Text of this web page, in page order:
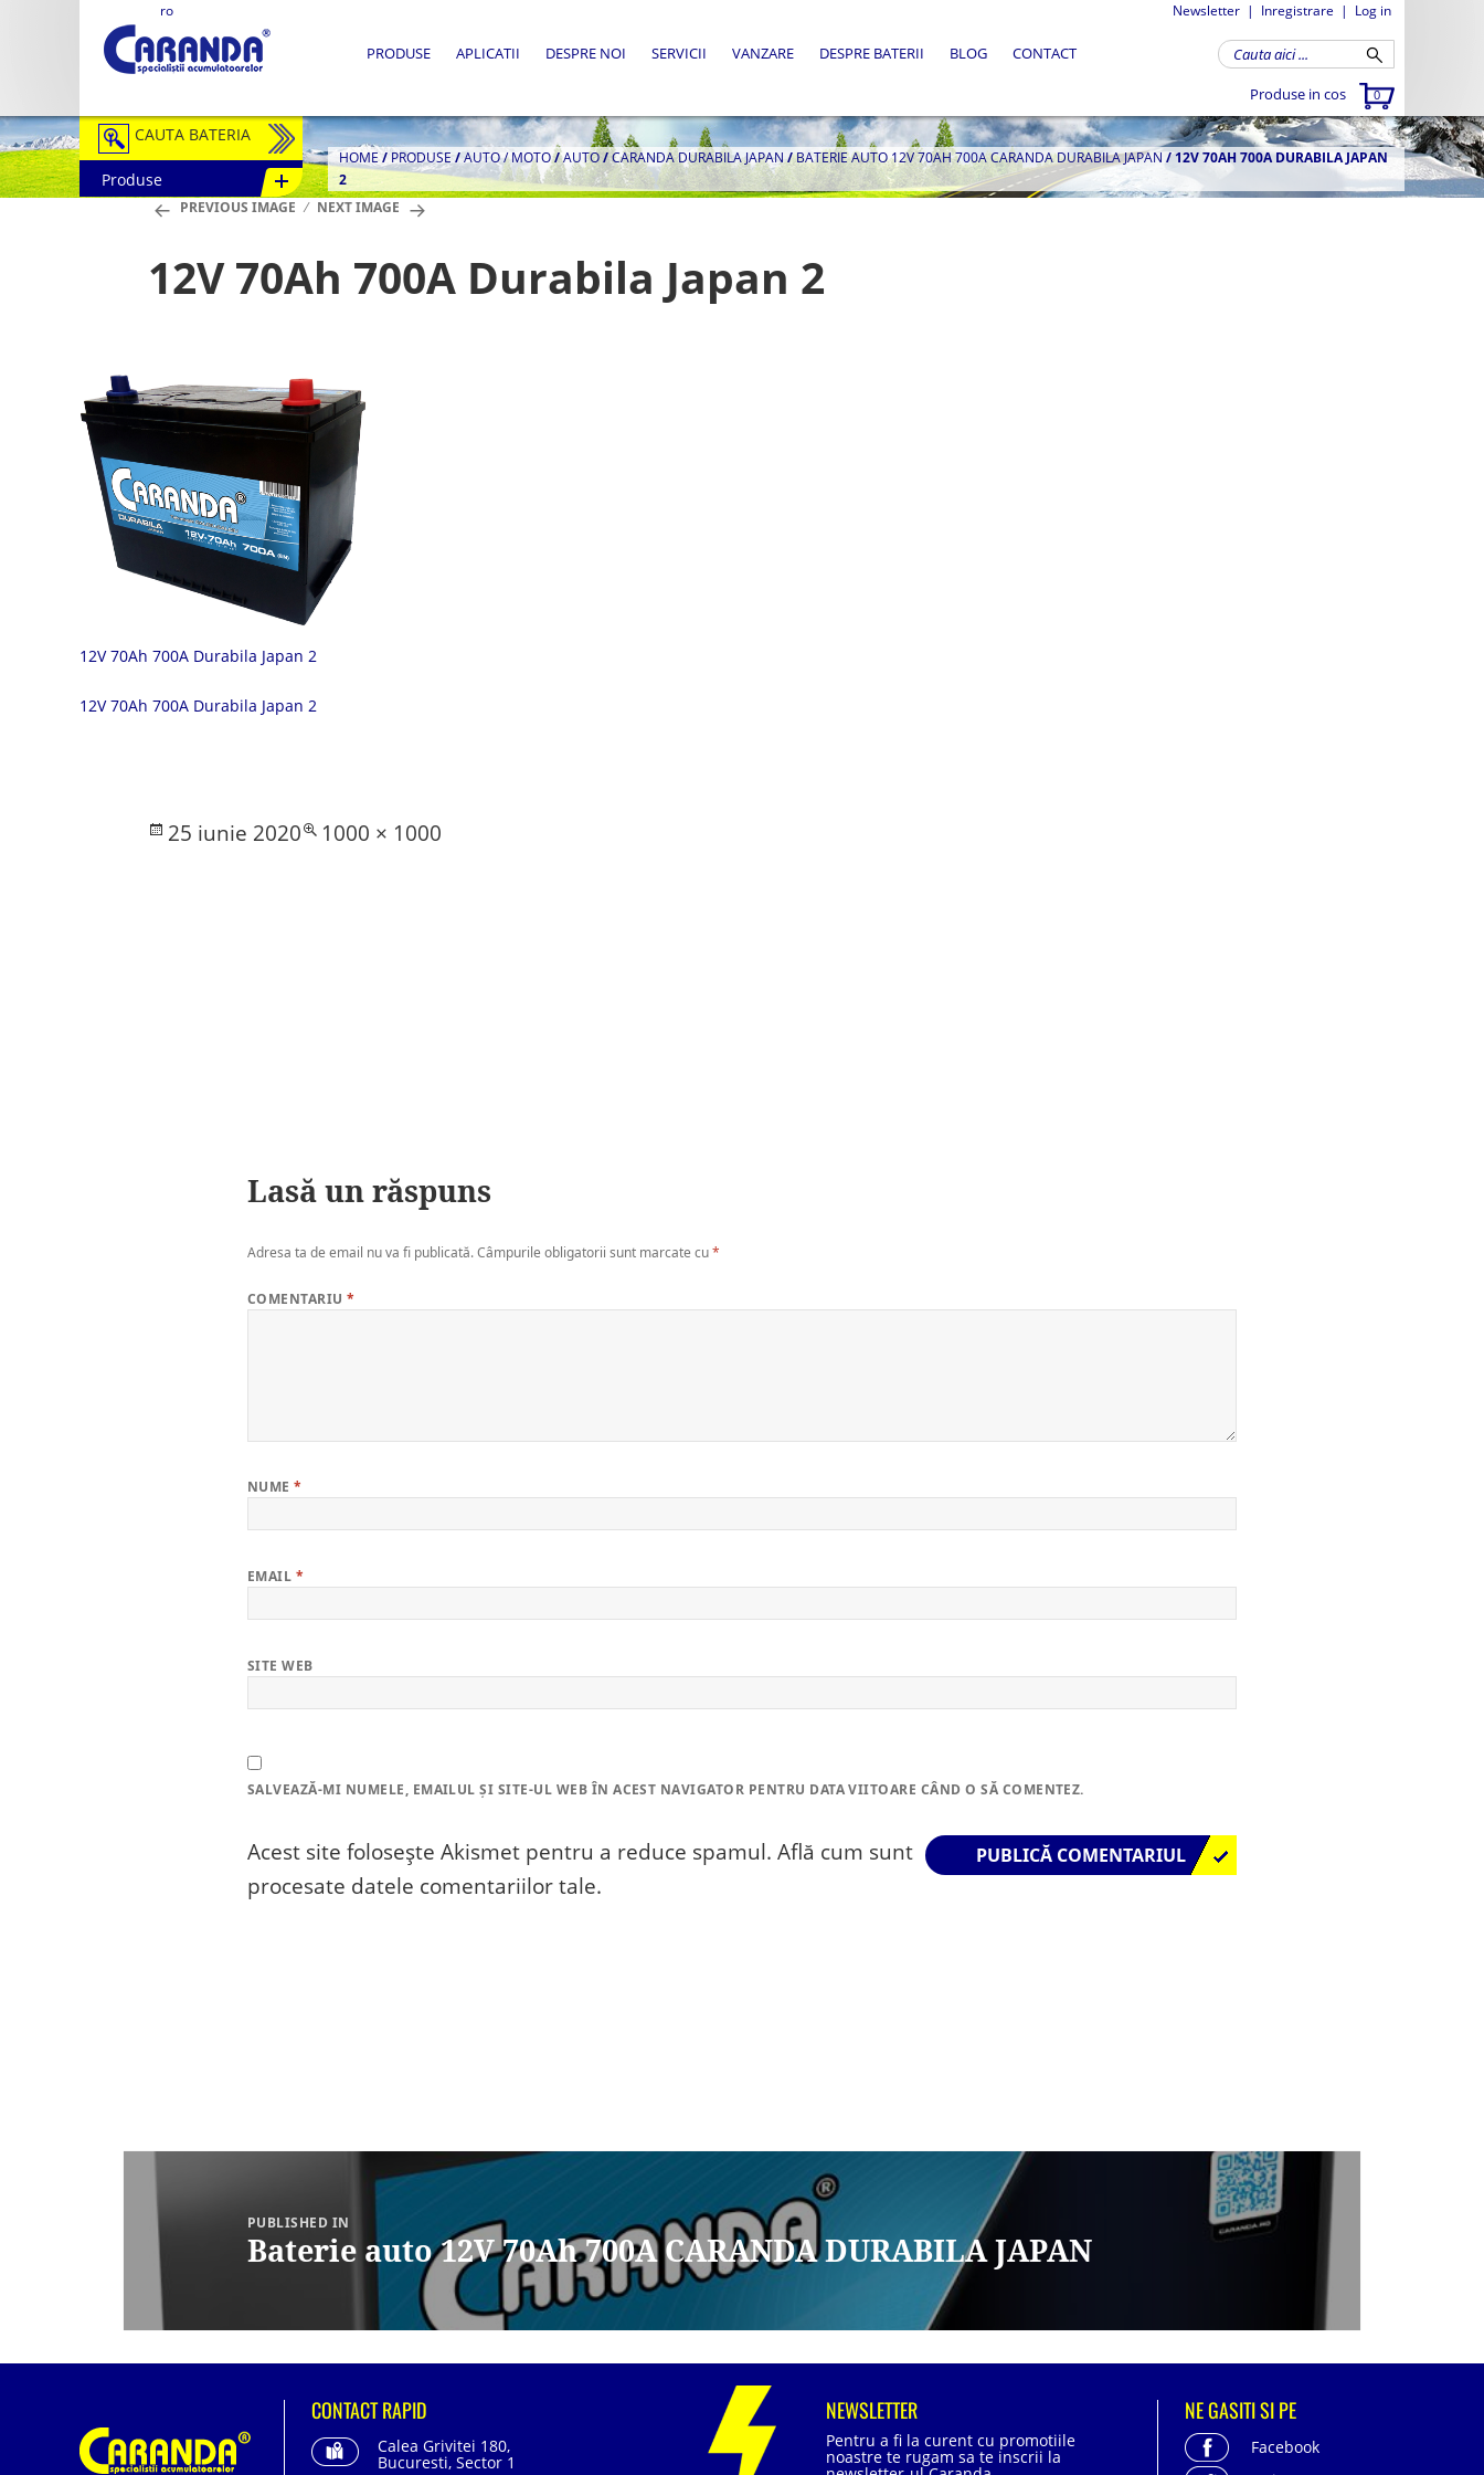
ro Newsletter | Inregistrare | Log in
Produse in cos 0
PRODUSE APLICATII DESPRE NOI SERVICII VANZARE DESPRE BATERII BLOG CONTACT
CAUTA BATERIA
Auto / Moto
Semitractiune
Accesorii Baterii
Fotovoltaice
Produse
HOME/PRODUSE /AUTO / MOTO/AUTO/CARANDA DURABILA JAPAN/BATERIE AUTO 12V 70AH 700A CARANDA DURABILA JAPAN/12V 70AH 700A DURABILA JAPAN
2
PREVIOUS IMAGE
NEXT IMAGE
12V 70Ah 700A Durabila Japan 2
12V 70Ah 700A Durabila Japan 2
12V 70Ah 700A Durabila Japan 2
Posted
25 iunie 2020
Full
1000 × 1000
Lasă un răspuns
Adresa ta de email nu va fi publicată.Câmpurile obligatorii sunt marcate cu*
COMENTARIU*
NUME*
EMAIL *
SITE WEB
SALVEAZĂ-MI NUMELE, EMAILUL ȘI SITE-UL WEB ÎN ACEST NAVIGATOR PENTRU DATA VIITOARE CÂND O SĂ COMENTEZ.
Acest site folosește Akismet pentru a reduce spamul. Află cum sunt
procesate datele comentariilor tale.
articole
PUBLISHED IN
Baterie auto 12V 70Ah 700A CARANDA DURABILA JAPAN
CONTACT RAPID
Calea Grivitei 180,
Bucuresti, Sector 1
NEWSLETTER
Pentru a fi la curent cu promotiile
noastre te rugam sa te inscrii la
NE GASITI SI PE
Facebook